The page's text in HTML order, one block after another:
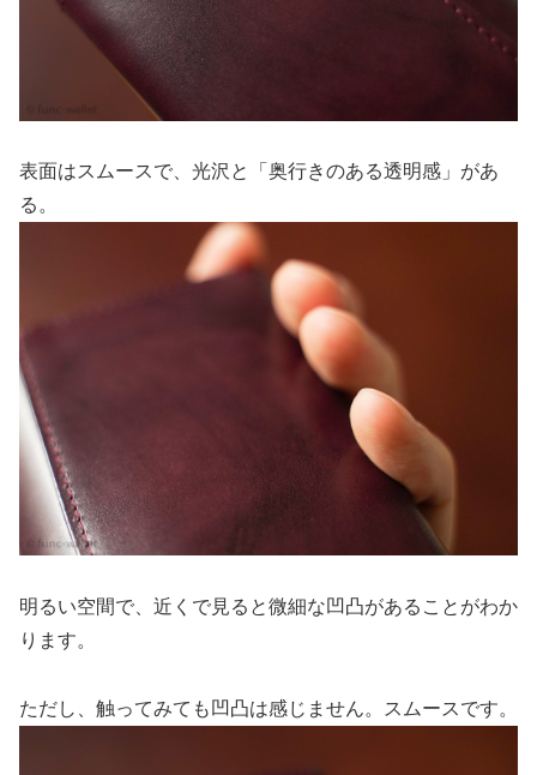
表面はスムースで、光沢と「奥行きのある透明感」があ
る。
明るい空間で、近くで見ると微細な凹凸があることがわか
ります。
ただし、触ってみても凹凸は感じません。スムースです。